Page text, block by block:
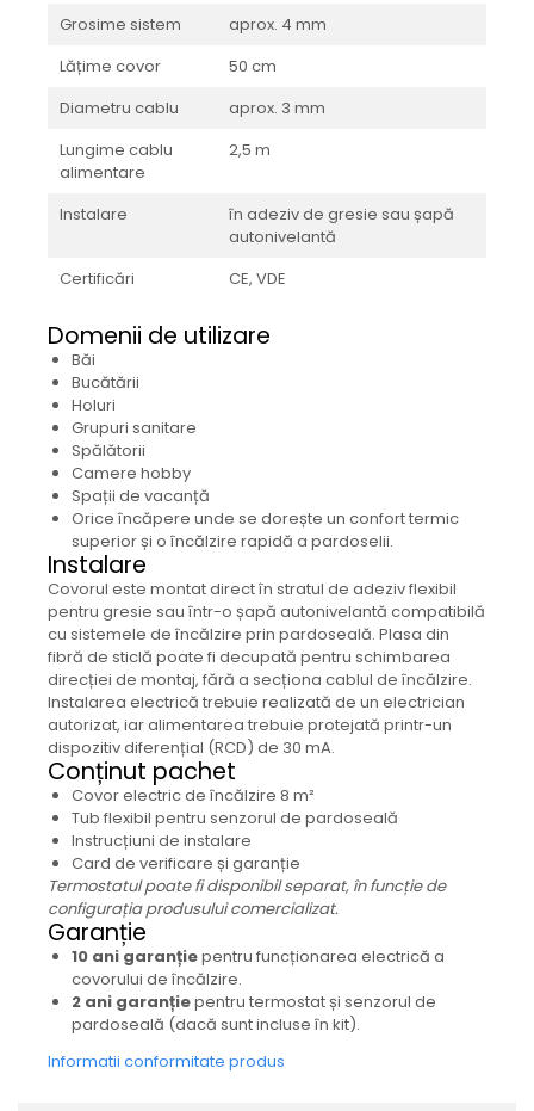
Grosime sistem
aprox. 4 mm
Lățime covor
50 cm
Diametru cablu
aprox. 3 mm
Lungime cablu
alimentare
2,5 m
Instalare
în adeziv de gresie sau șapă
autonivelantă
Certificări
CE, VDE
Domenii de utilizare
Băi
Bucătării
Holuri
Grupuri sanitare
Spălătorii
Camere hobby
Spații de vacanță
Orice încăpere unde se dorește un confort termic
superior și o încălzire rapidă a pardoselii.
Instalare
Covorul este montat direct în stratul de adeziv flexibil
pentru gresie sau într-o șapă autonivelantă compatibilă
cu sistemele de încălzire prin pardoseală. Plasa din
fibră de sticlă poate fi decupată pentru schimbarea
direcției de montaj, fără a secționa cablul de încălzire.
Instalarea electrică trebuie realizată de un electrician
autorizat, iar alimentarea trebuie protejată printr-un
dispozitiv diferențial (RCD) de 30 mA.
Conținut pachet
Covor electric de încălzire 8 m²
Tub flexibil pentru senzorul de pardoseală
Instrucțiuni de instalare
Card de verificare și garanție
Termostatul poate fi disponibil separat, în funcție de
configurația produsului comercializat.
Garanție
10 ani garanțiepentru funcționarea electrică a
covorului de încălzire.
2 ani garanțiepentru termostat și senzorul de
pardoseală (dacă sunt incluse în kit).
Informatii conformitate produs